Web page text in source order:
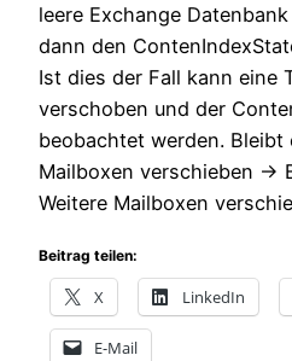
leere Exchange
dann den
Ist dies der Fall kann eine
verschoben und der
beobachtet werden. Bleibt
Mailboxen verschieben ->
Weitere Mailboxen
Beitrag teilen:
X LinkedIn
E-Mail